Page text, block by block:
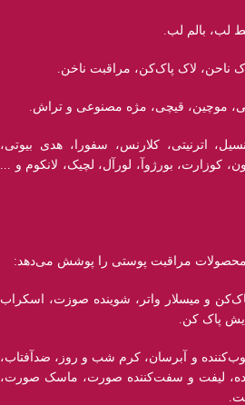
لب، بالم لب.
ناحن، لاک پاک‌کن، مراقبت ناخن.
موچین، قیچی، مژه مصنوعی و تراش.
اترنیتی، کلارنس، سفورا، هدی بیوتی،
کوزارت، بورژوآ، لورآل، لچیک، لانکوم و ...
مراقبت پوستی را پوشش می‌دهد:
و میسلار واتر، شوینده صوزت، اسکراب
پاک کن.
و آبرسان، کرم شب و روز، ضدآفتاب،
لیفت و سفت‌کننده صورت، ماسک صورت،